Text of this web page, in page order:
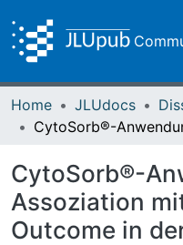
Home JLUdocs
CytoSorb®-
Assoziation
Outcome in